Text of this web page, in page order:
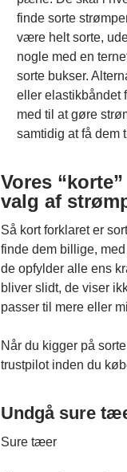
finde sorte
være helt sorte,
nogle med en
sorte bukser.
eller elastikbåndet
med til at gøre
samtidig at få dem
Vores
valg af
Så kort forklaret er
finde dem billige,
de opfylder alle ens
bliver slidt, de viser
passer til mere eller
Når du kigger på
trustpilot inden du
Undgå sure
Sure tæer